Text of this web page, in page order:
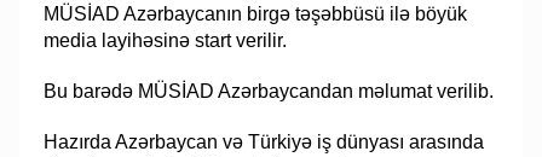
MÜSİAD Azərbaycanın birgə təşəbbüsü ilə böyük
media layihəsinə start verilir.
Bu barədə MÜSİAD Azərbaycandan məlumat verilib.
Hazırda Azərbaycan və Türkiyə iş dünyası arasında